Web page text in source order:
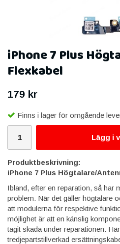
iPhone 7 Plus
Flexkabel
179 kr
Finns i lager för omgående
Lägg i
Produktbeskrivning:
iPhone 7 Plus Högtalare/
Ibland, efter en reparation, så har
problem. När det gäller högtalare
att modulerna för respektive
möjlighet är att en känslig
tagit skada under reparationen.
tredjepartstillverkad